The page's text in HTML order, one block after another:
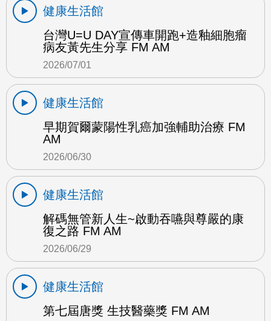
健康生活館
台灣U=U DAY宣傳車開跑+造釉細胞瘤
病友黃先生分享 FM AM
2026/07/01
健康生活館
早期賀爾蒙陽性乳癌加強輔助治療 FM
AM
2026/06/30
健康生活館
解碼無管新人生~啟動吞嚥與尊嚴的康
復之路 FM AM
2026/06/29
健康生活館
第七屆唐獎 生技醫藥獎 FM AM